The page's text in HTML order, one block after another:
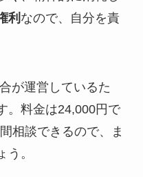
利 なので、自分を責
が運営しているた
。料金は24,000円で
相談できるので、ま
。